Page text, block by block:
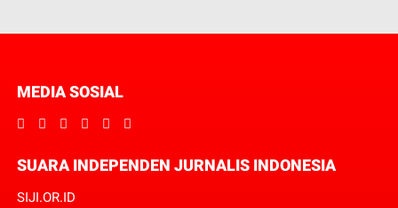
MEDIA SOSIAL
SUARA INDEPENDEN JURNALIS INDONESIA
SIJI.OR.ID